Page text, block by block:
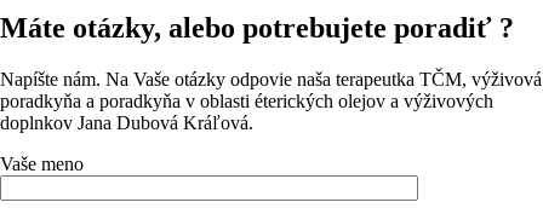
Máte otázky, alebo potrebujete poradiť ?
Napíšte nám. Na Vaše otázky odpovie naša terapeutka TČM, výživová
poradkyňa a poradkyňa v oblasti éterických olejov a výživových
doplnkov Jana Dubová Kráľová.
Vaše meno